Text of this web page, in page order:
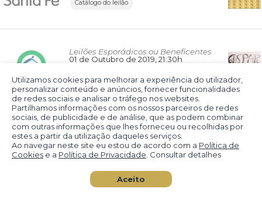
Utilizamos cookies para melhorar a experiência do utilizador,
personalizar conteúdo e anúncios, fornecer funcionalidades
de redes sociais e analisar o tráfego nos websites.
Partilhamos informações com os nossos parceiros de redes
sociais, de publicidade e de análise, que as podem combinar
com outras informações que lhes forneceu ou recolhidas por
estes a partir da utilização daqueles serviços.
Ao navegar neste site eu estou de acordo com a Política de
Cookies e a Política de Privacidade . Consultar detalhes
Aceito
Catálogo do leilão
Leilões Esporádicos ou Beneficentes
01 de Outubro de 2019 , 21:30h
Catálogo do leilão
Leilões Esporádicos ou Beneficentes
13 de Setembro de 2019, 15:00h